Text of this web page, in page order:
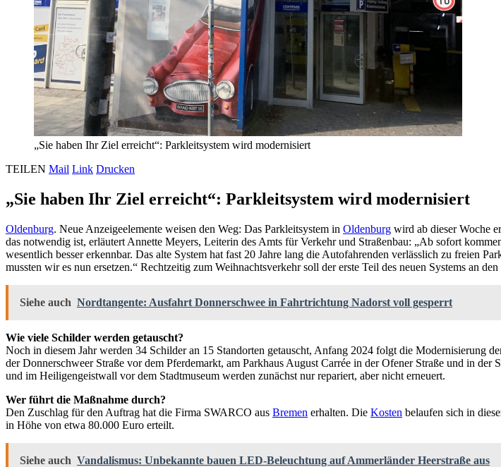
„Sie haben Ihr Ziel erreicht“: Parkleitsystem wird modernisiert
TEILEN Mail Link Drucken
„Sie haben Ihr Ziel erreicht“: Parkleitsystem wird modernisiert
Oldenburg. Neue Anzeigeelemente weisen den Weg: Das Parkleitsystem in Oldenburg wird ab dieser Woche
das notwendig ist, erläutert Annette Meyers, Leiterin des Amts für Verkehr und Straßenbau: „Ab sofort
wesentlich besser erkennbar. Das alte System hat fast 20 Jahre lang die Autofahrenden verlässlich zu freien
mussten wir es nun ersetzen.“ Rechtzeitig zum Weihnachtsverkehr soll der erste Teil des neuen Systems an den
Siehe auch Nordtangente: Ausfahrt Donnerschwee in Fahrtrichtung Nadorst voll gesperrt
Wie viele Schilder werden getauscht?
Noch in diesem Jahr werden 34 Schilder an 15 Standorten getauscht, Anfang 2024 folgt die Modernisierung
der Donnerschweer Straße vor dem Pferdemarkt, am Parkhaus August Carrée in der Ofener Straße und in
und im Heiligengeistwall vor dem Stadtmuseum werden zunächst nur repariert, aber nicht erneuert.
Wer führt die Maßnahme durch?
Den Zuschlag für den Auftrag hat die Firma SWARCO aus Bremen erhalten. Die Kosten belaufen sich in
in Höhe von etwa 80.000 Euro erteilt.
Siehe auch Vandalismus: Unbekannte bauen LED-Beleuchtung auf Ammerländer Heerstraße aus